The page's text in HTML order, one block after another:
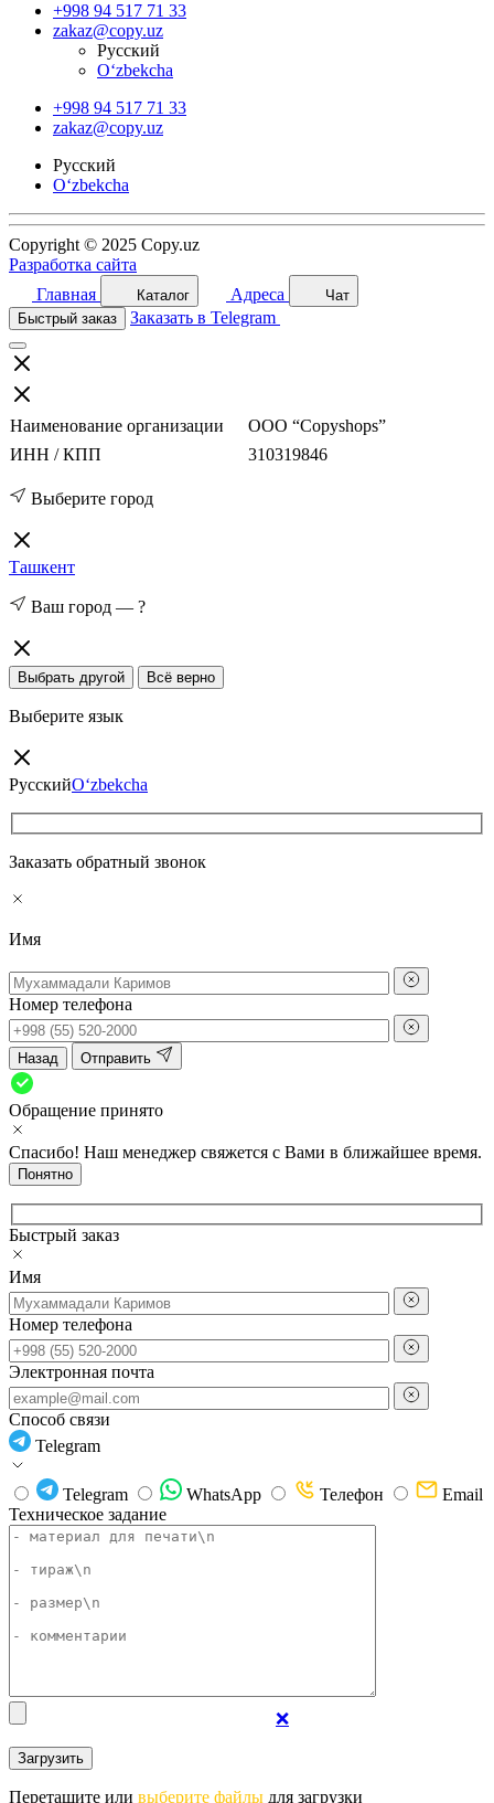
+998 94 517 71 33
zakaz@copy.uz
Русский
O‘zbekcha
+998 94 517 71 33
zakaz@copy.uz
Русский
O‘zbekcha
Copyright © 2025 Copy.uz
Разработка сайта
Главная
Каталог Адреса
Чат
Быстрый заказ
Заказать в Telegram
Наименование организации
ООО “Copyshops”
ИНН / КПП
310319846
Выберите город
Ташкент
Ваш город — ?
Выбрать другой Всё верно
Выберите язык
РусскийO‘zbekcha
Заказать обратный звонок
Имя
Номер телефона
Назад Отправить
Обращение принято
Спасибо! Наш менеджер свяжется с Вами в ближайшее время.
Понятно
Быстрый заказ
Имя
Номер телефона
Электронная почта
Способ связи
Telegram
Telegram WhatsApp Телефон
Email
Техническое задание
❌
Перетащите или выберите файлы для загрузки